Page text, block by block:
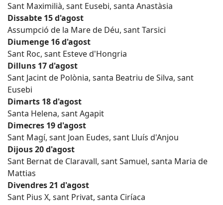
Sant Maximilià, sant Eusebi, santa Anastàsia
Dissabte 15 d'agost
Assumpció de la Mare de Déu, sant Tarsici
Diumenge 16 d'agost
Sant Roc, sant Esteve d'Hongria
Dilluns 17 d'agost
Sant Jacint de Polònia, santa Beatriu de Silva, sant
Eusebi
Dimarts 18 d'agost
Santa Helena, sant Agapit
Dimecres 19 d'agost
Sant Magí, sant Joan Eudes, sant Lluís d'Anjou
Dijous 20 d'agost
Sant Bernat de Claravall, sant Samuel, santa Maria de
Mattias
Divendres 21 d'agost
Sant Pius X, sant Privat, santa Ciríaca